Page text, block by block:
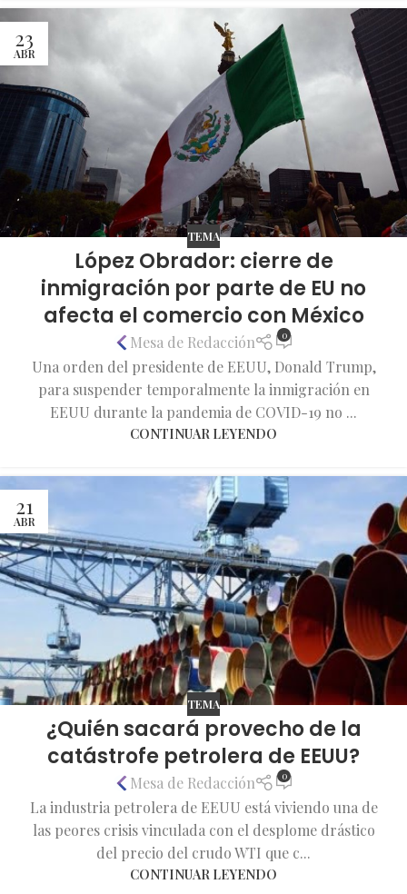
23
ABR
TEMA
López Obrador: cierre de
inmigración por parte de EU no
afecta el comercio con México
Mesa de Redacción 0
Una orden del presidente de EEUU, Donald Trump,
para suspender temporalmente la inmigración en
EEUU durante la pandemia de COVID-19 no ...
CONTINUAR LEYENDO
21
ABR
TEMA
¿Quién sacará provecho de la
catástrofe petrolera de EEUU?
Mesa de Redacción 0
La industria petrolera de EEUU está viviendo una de
las peores crisis vinculada con el desplome drástico
del precio del crudo WTI que c...
CONTINUAR LEYENDO